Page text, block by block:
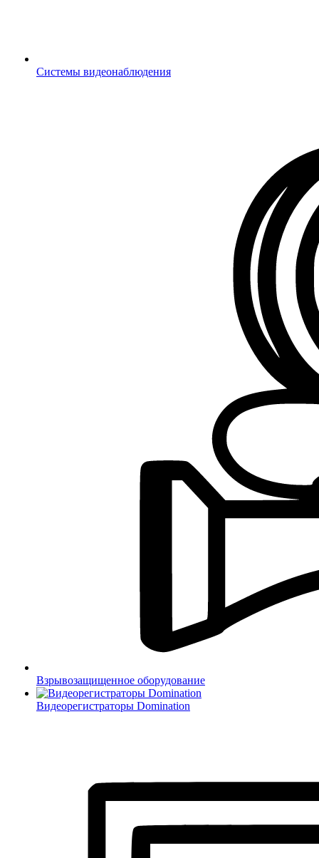
Системы видеонаблюдения
Взрывозащищенное оборудование
Видеорегистраторы Domination